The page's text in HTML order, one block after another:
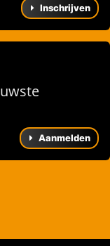
Inschrijven
Aanmelden